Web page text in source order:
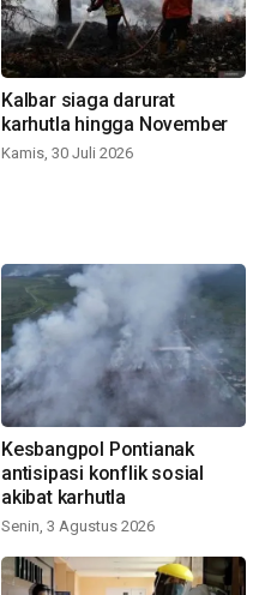
Kalbar siaga darurat
karhutla hingga November
Kamis, 30 Juli 2026
Kesbangpol Pontianak
antisipasi konflik sosial
akibat karhutla
Senin, 3 Agustus 2026